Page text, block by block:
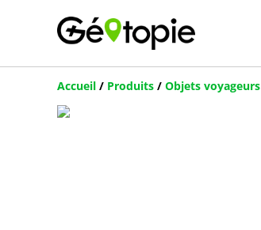
Accueil / Produits / Objets voyageurs